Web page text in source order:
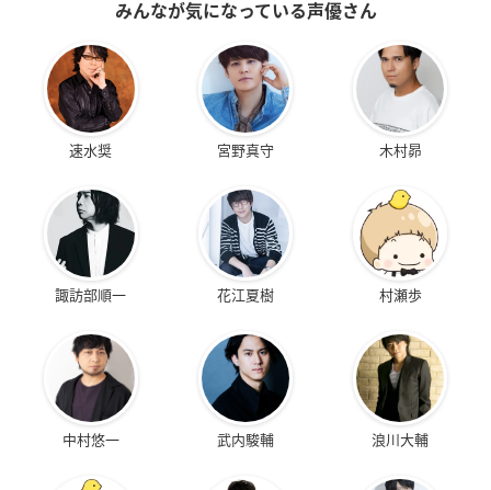
みんなが気になっている声優さん
速水奨 宮野真守 木村昴
諏訪部順一 花江夏樹 村瀬歩
中村悠一 武内駿輔 浪川大輔